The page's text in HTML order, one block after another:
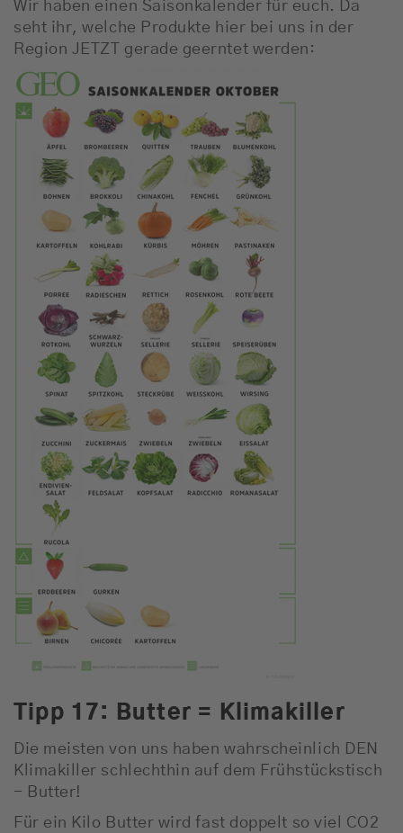
Wir haben einen Saisonkalender für euch. Da
seht ihr, welche Produkte hier bei uns in der
Region JETZT gerade geerntet werden:
Tipp 17: Butter = Klimakiller
Die meisten von uns haben wahrscheinlich DEN
Klimakiller schlechthin auf dem Frühstückstisch
- Butter!
Für ein Kilo Butter wird fast doppelt so viel CO2